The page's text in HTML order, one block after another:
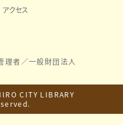
アクセス
理者／一般財団法人
CITY LIBRARY